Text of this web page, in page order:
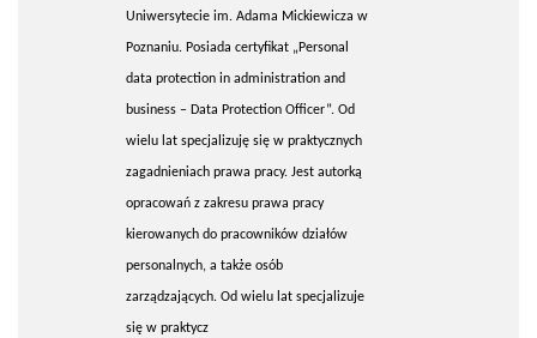
Uniwersytecie im. Adama Mickiewicza w
Poznaniu. Posiada certyfikat „Personal
data protection in administration and
business – Data Protection Officer”. Od
wielu lat specjalizuję się w praktycznych
zagadnieniach prawa pracy. Jest autorką
opracowań z zakresu prawa pracy
kierowanych do pracowników działów
personalnych, a także osób
zarządzających. Od wielu lat specjalizuje
się w praktycz